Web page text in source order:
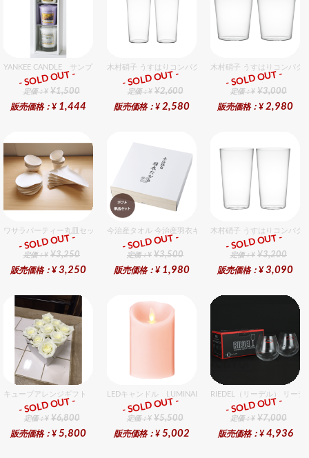
YANKEE CANDLE サンプラー3個・ホルダーセット グッドスリープ
ギフト
定価：¥ ¥1,500
販売価格：¥ 1,444
- SOLD OUT -
木村硝子 うすはりコンパクト260cc ゾンビグラスギフト
ギフト
定価：¥ ¥2,600
販売価格：¥ 2,580
- SOLD OUT -
木村硝子 うすはりコンパ
ギフト
定価：¥ ¥3,000
販売価格：¥ 2,980
- SOLD OUT -
ワサラパーティー丸皿セット 4種6個入りセット
ギフト
定価：¥ ¥3,250
販売価格：¥ 3,250
- SOLD OUT -
今治産タオル 今治産羽衣ギフトバスタオル 1個入セット
ギフト
定価：¥ ¥3,500
販売価格：¥ 1,980
- SOLD OUT -
木村硝子 うすはりコンパ
ギフト
定価：¥ ¥3,200
販売価格：¥ 3,090
- SOLD OUT -
キューブアレンジギフト ホワイト
ギフト
定価：¥ ¥6,800
販売価格：¥ 5,800
- SOLD OUT -
LEDキャンドル LUMINARA（ルミナラ） ピンク ピラ
ギフト
定価：¥ ¥5,500
販売価格：¥ 5,002
- SOLD OUT -
RIEDEL（リーデル） リー
ギフト
定価：¥ ¥7,000
販売価格：¥ 4,936
- SOLD OUT -